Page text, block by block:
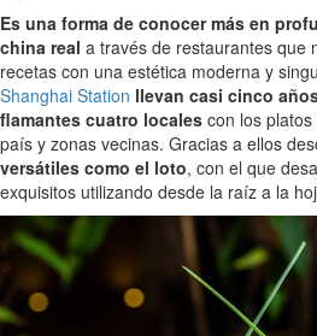
Es una forma de conocer más en
china real a través de restaurantes que
recetas con una estética moderna y
Shanghai Station llevan casi cinco
flamantes cuatro locales con los
país y zonas vecinas. Gracias a ellos
versátiles como el loto, con el que
exquisitos utilizando desde la raíz a la